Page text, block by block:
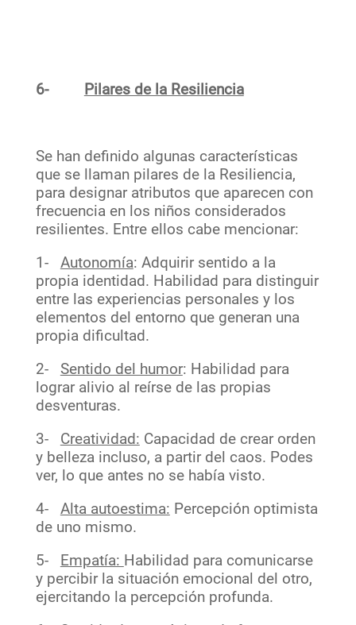
6- Pilares de la Resiliencia
Se han definido algunas características
que se llaman pilares de la Resiliencia,
para designar atributos que aparecen con
frecuencia en los niños considerados
resilientes. Entre ellos cabe mencionar:
1- Autonomía: Adquirir sentido a la
propia identidad. Habilidad para distinguir
entre las experiencias personales y los
elementos del entorno que generan una
propia dificultad.
2- Sentido del humor: Habilidad para
lograr alivio al reírse de las propias
desventuras.
3- Creatividad: Capacidad de crear orden
y belleza incluso, a partir del caos. Podes
ver, lo que antes no se había visto.
4- Alta autoestima: Percepción optimista
de uno mismo.
5- Empatía: Habilidad para comunicarse
y percibir la situación emocional del otro,
ejercitando la percepción profunda.